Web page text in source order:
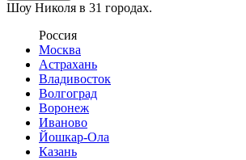
Шоу Николя в 31 городах.
Россия
Москва
Астрахань
Владивосток
Волгоград
Воронеж
Иваново
Йошкар-Ола
Казань